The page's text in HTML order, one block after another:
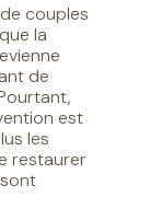
couples
la
de
est
les
restaurer